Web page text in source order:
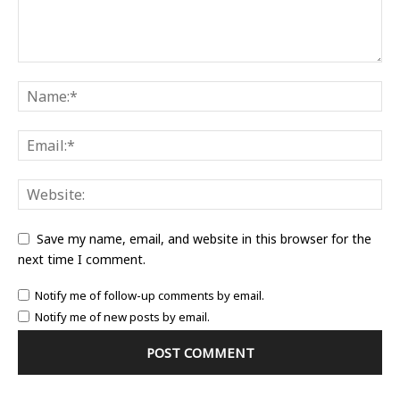
Save my name, email, and website in this browser for the
next time I comment.
Notify me of follow-up comments by email.
Notify me of new posts by email.